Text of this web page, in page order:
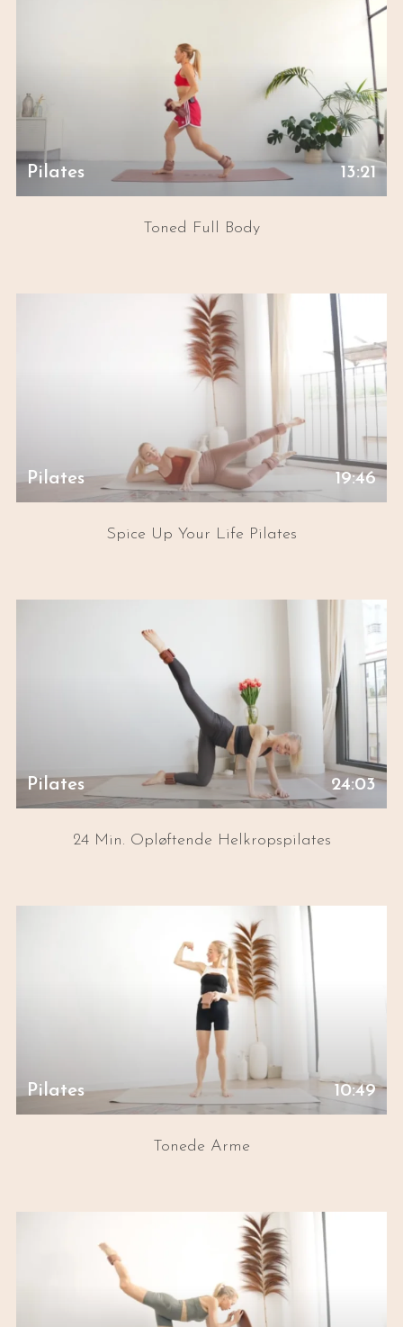
Pilates 13:21
Toned Full Body
Pilates 19:46
Spice Up Your Life Pilates
Pilates 24:03
24 Min. Opløftende Helkropspilates
Pilates 10:49
Tonede Arme